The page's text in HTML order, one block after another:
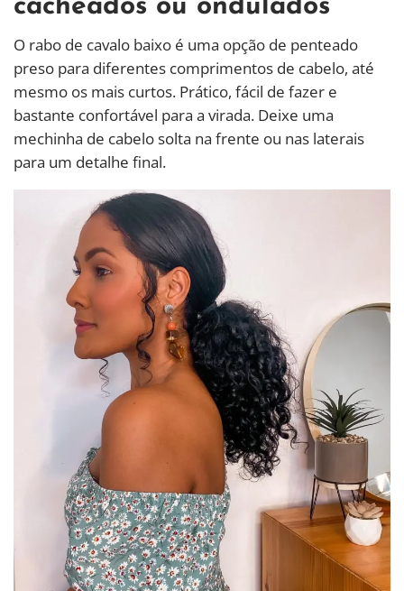
cacheados ou ondulados
O rabo de cavalo baixo é uma opção de penteado
preso para diferentes comprimentos de cabelo, até
mesmo os mais curtos. Prático, fácil de fazer e
bastante confortável para a virada. Deixe uma
mechinha de cabelo solta na frente ou nas laterais
para um detalhe final.